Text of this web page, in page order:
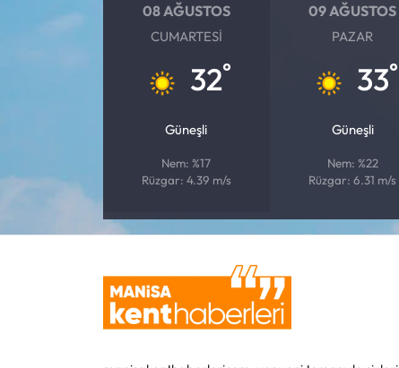
08 AĞUSTOS
CUMARTESI
32°
Güneşli
Nem: %17
Rüzgar: 4.39 m/s
09 AĞUSTOS
PAZAR
33°
Güneşli
Nem: %22
Rüzgar: 6.31 m/s